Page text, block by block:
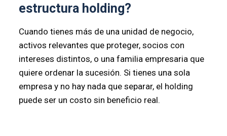
estructura holding?
Cuando tienes más de una unidad de negocio,
activos relevantes que proteger, socios con
intereses distintos, o una familia empresaria que
quiere ordenar la sucesión. Si tienes una sola
empresa y no hay nada que separar, el holding
puede ser un costo sin beneficio real.